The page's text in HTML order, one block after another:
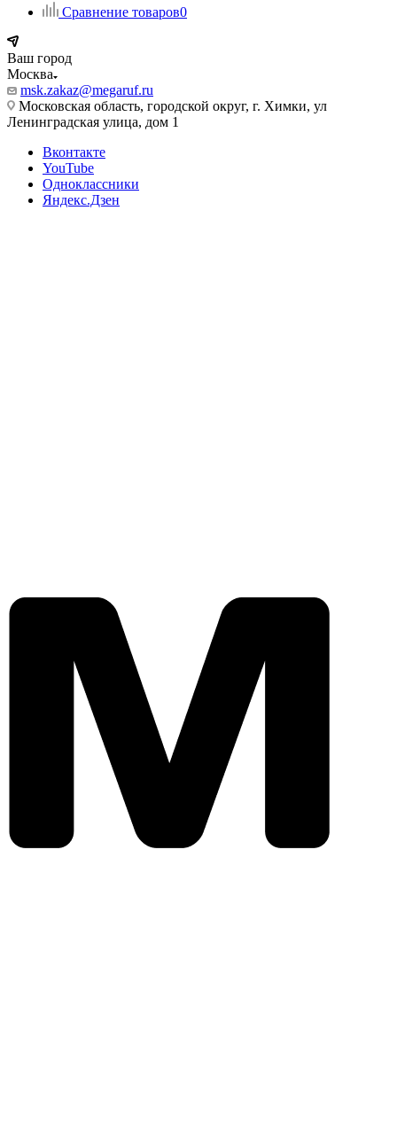
Сравнение товаров0
Ваш город
Москва
msk.zakaz@megaruf.ru
Московская область, городской округ, г. Химки, ул
Ленинградская улица, дом 1
Вконтакте
YouTube
Одноклассники
Яндекс.Дзен